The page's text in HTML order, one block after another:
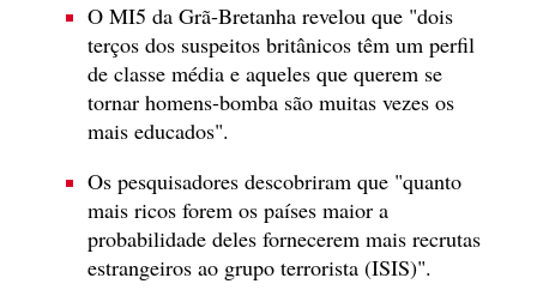
O MI5 da Grã-Bretanha revelou que "dois
terços dos suspeitos britânicos têm um perfil
de classe média e aqueles que querem se
tornar homens-bomba são muitas vezes os
mais educados".
Os pesquisadores descobriram que "quanto
mais ricos forem os países maior a
probabilidade deles fornecerem mais recrutas
estrangeiros ao grupo terrorista (ISIS)".